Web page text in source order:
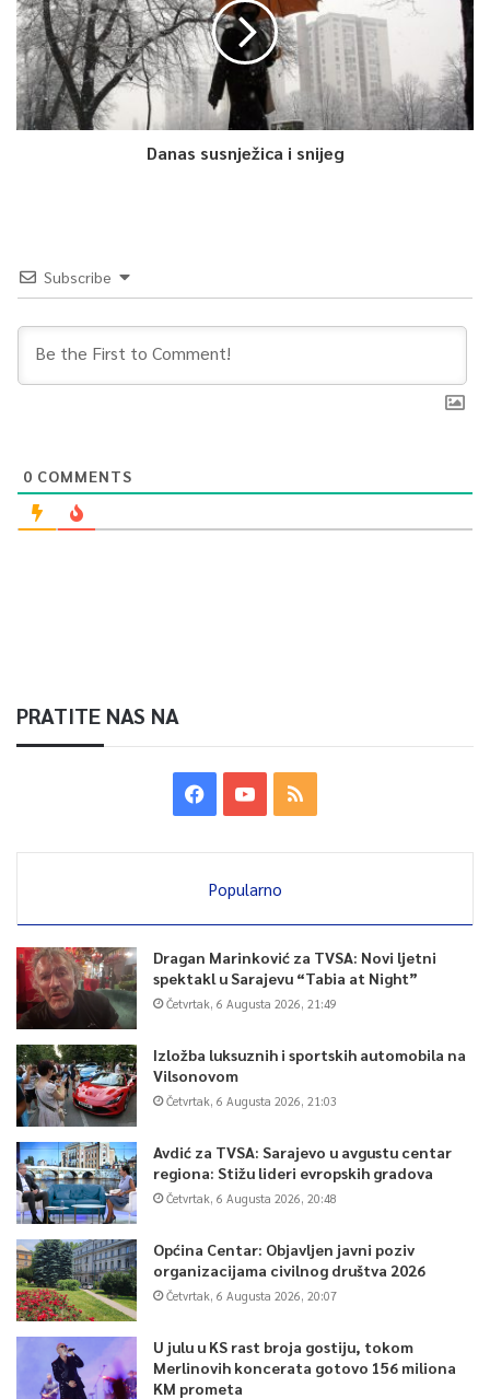
Danas susnježica i snijeg
Subscribe
0 COMMENTS
PRATITE NAS NA
Popularno
Dragan Marinković za TVSA: Novi ljetni
spektakl u Sarajevu “Tabia at Night”
Četvrtak, 6 Augusta 2026, 21:49
Izložba luksuznih i sportskih automobila na
Vilsonovom
Četvrtak, 6 Augusta 2026, 21:03
Avdić za TVSA: Sarajevo u avgustu centar
regiona: Stižu lideri evropskih gradova
Četvrtak, 6 Augusta 2026, 20:48
Općina Centar: Objavljen javni poziv
organizacijama civilnog društva 2026
Četvrtak, 6 Augusta 2026, 20:07
U julu u KS rast broja gostiju, tokom
Merlinovih koncerata gotovo 156 miliona
KM prometa